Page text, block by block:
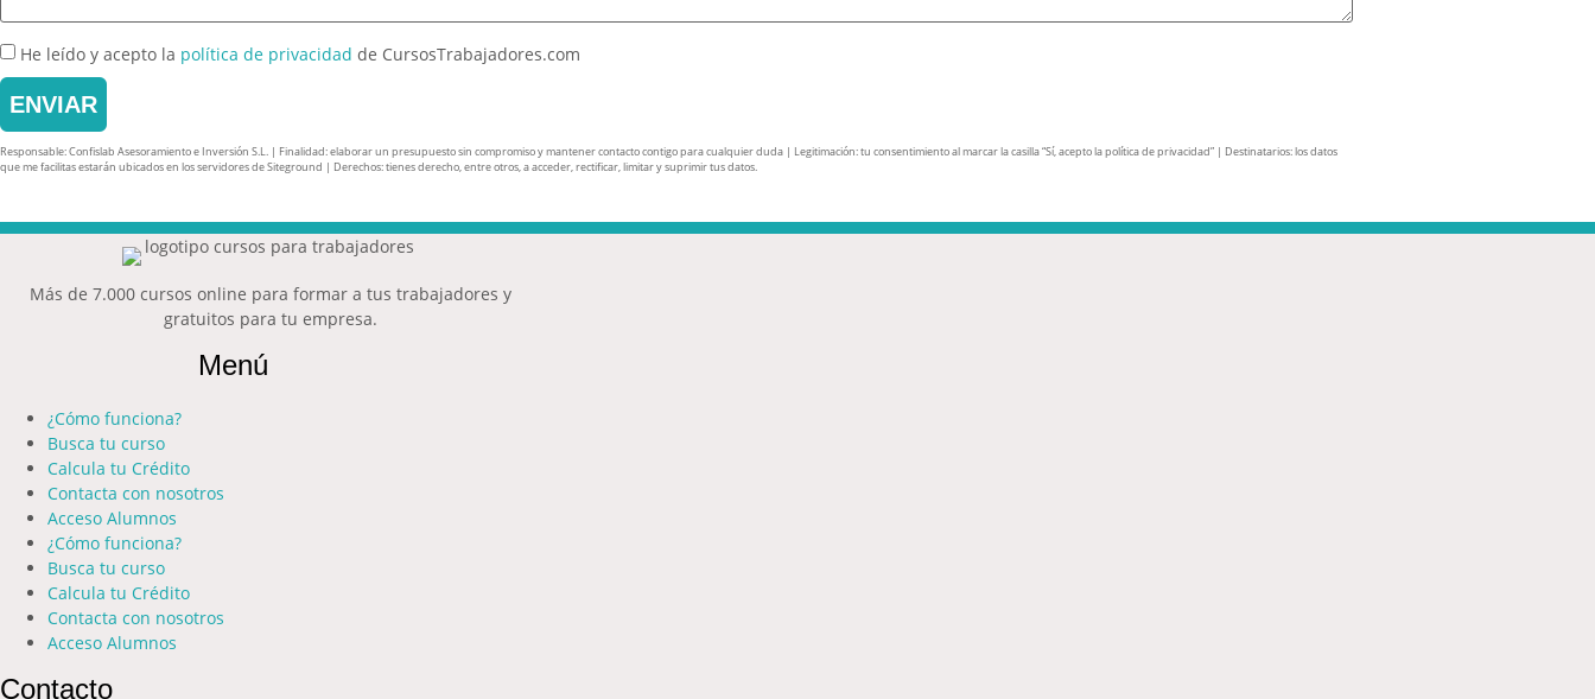
He leído y acepto la política de privacidad de CursosTrabajadores.com
ENVIAR
Responsable: Confislab Asesoramiento e Inversión S.L. | Finalidad: elaborar un presupuesto sin compromiso y mantener contacto contigo para cualquier duda | Legitimación: tu consentimiento al marcar la casilla “Sí, acepto la política de privacidad” | Destinatarios: los datos
que me facilitas estarán ubicados en los servidores de Siteground | Derechos: tienes derecho, entre otros, a acceder, rectificar, limitar y suprimir tus datos.
Más de 7.000 cursos online para formar a tus trabajadores y
gratuitos para tu empresa.
Menú
¿Cómo funciona?
Busca tu curso
Calcula tu Crédito
Contacta con nosotros
Acceso Alumnos
¿Cómo funciona?
Busca tu curso
Calcula tu Crédito
Contacta con nosotros
Acceso Alumnos
Contacto